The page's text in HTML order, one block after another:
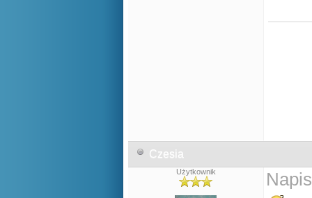
Czesia
Użytkownik